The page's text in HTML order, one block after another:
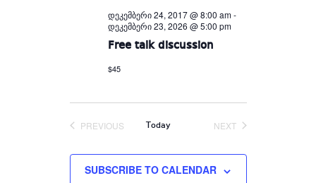
დეკემბერი 24, 2017 @ 8:00 am-
დეკემბერი 23, 2026 @ 5:00 pm
Free talk discussion
$45
PREVIOUS
Today
NEXT
SUBSCRIBE TO CALENDAR